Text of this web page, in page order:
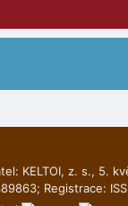
KELTOI, z. s., 5.
Registrace: